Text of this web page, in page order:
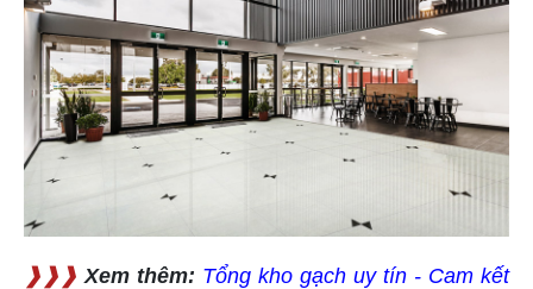
❱❱❱ Xem thêm: Tổng kho gạch uy tín - Cam kết